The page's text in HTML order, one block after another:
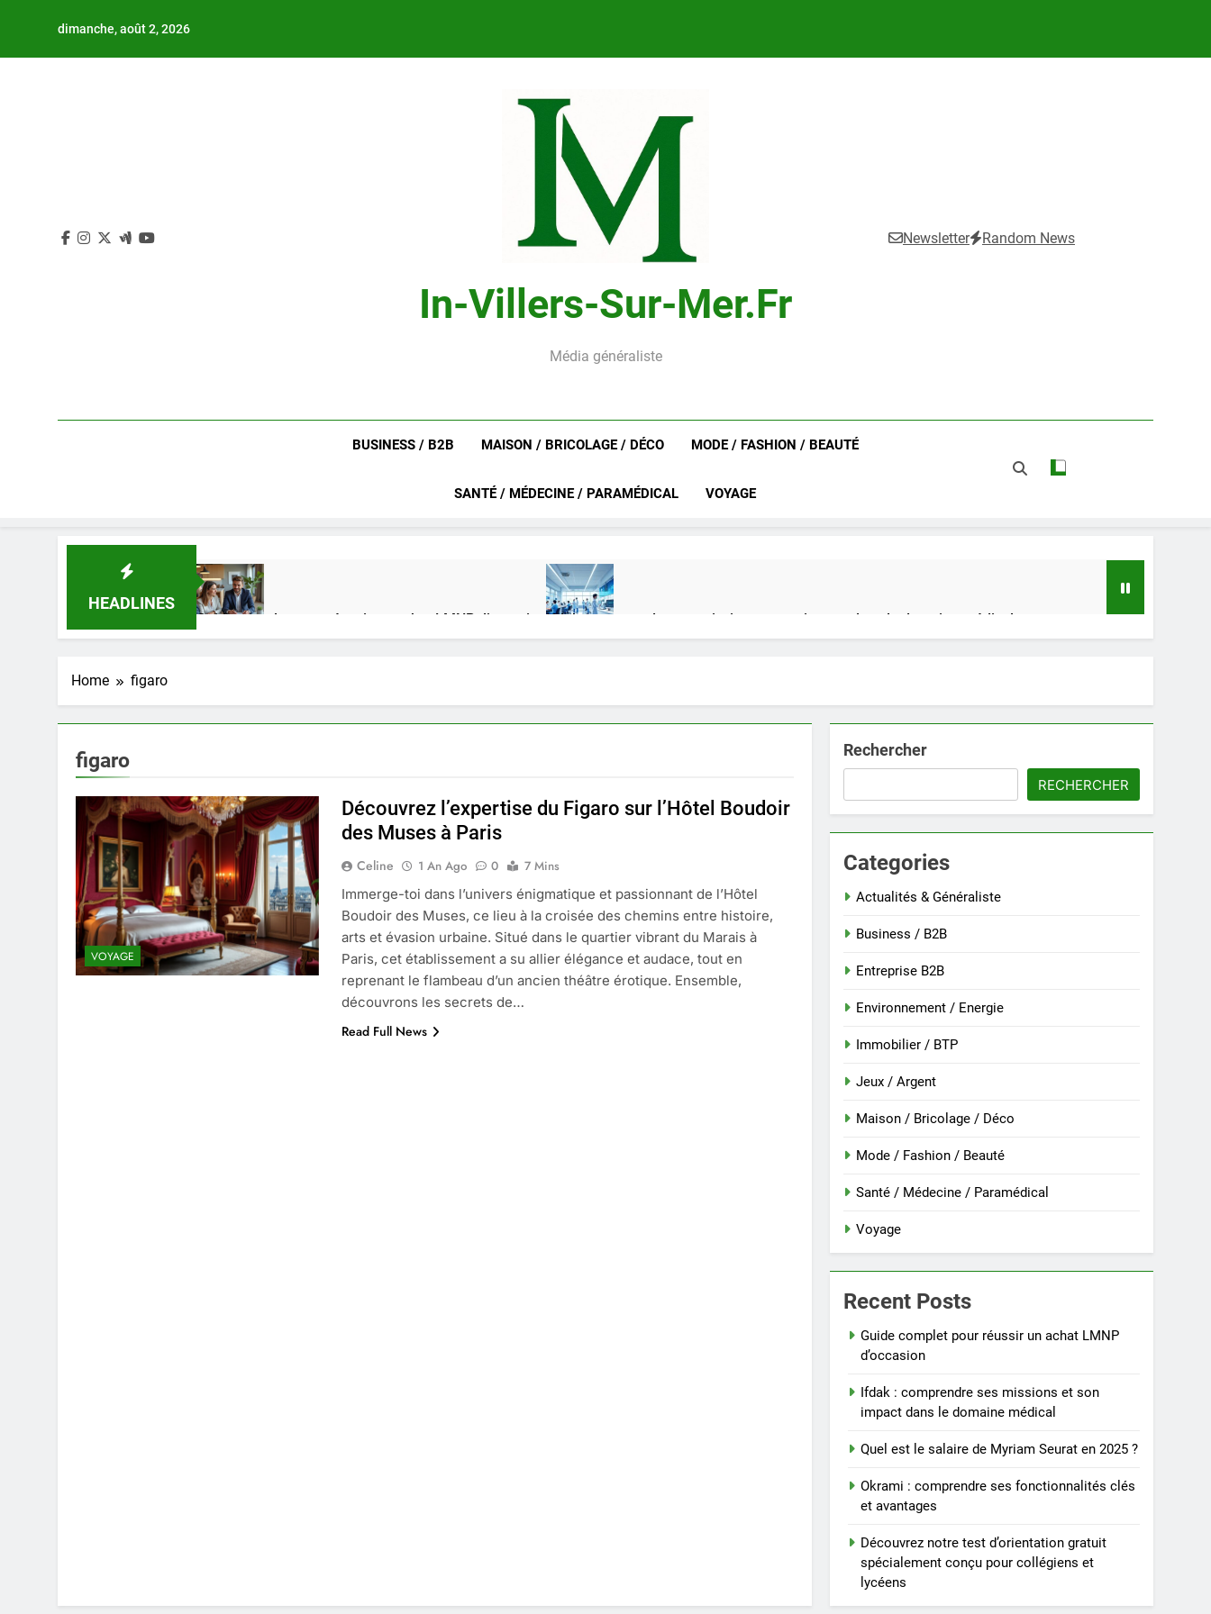
dimanche, août 2, 2026
In-Villers-Sur-Mer.fr
Média généraliste
Newsletter Random News
BUSINESS / B2B MAISON / BRICOLAGE / DÉCO MODE / FASHION / BEAUTÉ
SANTÉ / MÉDECINE / PARAMÉDICAL VOYAGE
HEADLINES
Guide complet pour réussir un achat LMNP d’occasion
2 Semaines Ago
Ifdak : comprendre ses missions et son impact dans le domaine médical
4 Mois Ago
Quel est le salaire de Myriam Seurat en 2025 ?
4 Mois Ago
Okrami : comprendre ses fonctionnalités clés et avantages
4 Mois Ago
Découvrez notre test d’orientation gratuit spécialement conçu pour collégiens et lycéens
4 Mois Ago
Liste complète des marques rezoactif.com à connaître en 2025
4 Mois Ago 5 Mois Ago
Quels sont les inconvénients de l’eucalyptus gunnii pour votre jardin
Home figaro
figaro
VOYAGE
Découvrez l’expertise du Figaro sur l’Hôtel Boudoir
des Muses à Paris
Celine 1 An Ago 0
7 Mins
Immerge-toi dans l’univers énigmatique et passionnant de l’Hôtel
Boudoir des Muses, ce lieu à la croisée des chemins entre histoire,
arts et évasion urbaine. Situé dans le quartier vibrant du Marais à
Paris, cet établissement a su allier élégance et audace, tout en
reprenant le flambeau d’un ancien théâtre érotique. Ensemble,
découvrons les secrets de…
Read Full News
Rechercher
RECHERCHER
Categories
Actualités & Généraliste
Business / B2B
Entreprise B2B
Environnement / Energie
Immobilier / BTP
Jeux / Argent
Maison / Bricolage / Déco
Mode / Fashion / Beauté
Santé / Médecine / Paramédical
Voyage
Recent Posts
Guide complet pour réussir un achat LMNP
d’occasion
Ifdak : comprendre ses missions et son
impact dans le domaine médical
Quel est le salaire de Myriam Seurat en 2025 ?
Okrami : comprendre ses fonctionnalités clés
et avantages
Découvrez notre test d’orientation gratuit
spécialement conçu pour collégiens et
lycéens